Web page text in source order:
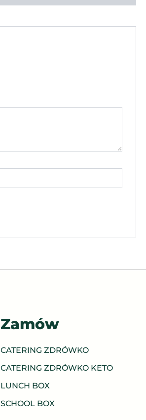
Zamów
CATERING ZDRÓWKO
CATERING ZDRÓWKO KETO
LUNCH BOX
SCHOOL BOX